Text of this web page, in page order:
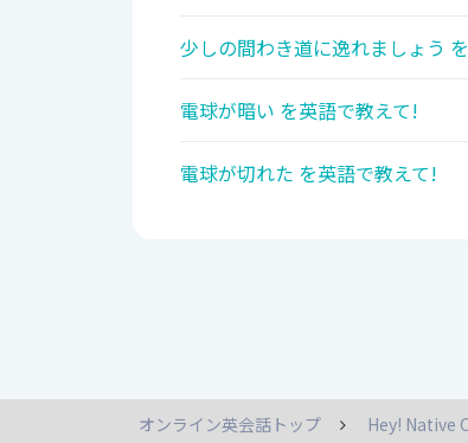
少しの間わき道に逸れましょう
電球が暗い を英語で教えて!
電球が切れた を英語で教えて!
オンライン英会話トップ Hey! Native